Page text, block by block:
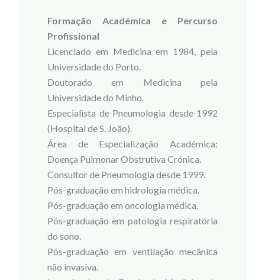
Formação Académica e Percurso
Profissional
Licenciado em Medicina em 1984, pela
Universidade do Porto.
Doutorado em Medicina pela
Universidade do Minho.
Especialista de Pneumologia desde 1992
(Hospital de S. João).
Área de Especialização Académica:
Doença Pulmonar Obstrutiva Crónica.
Consultor de Pneumologia desde 1999.
Pós-graduação em hidrologia médica.
Pós-graduação em oncologia médica.
Pós-graduação em patologia respiratória
do sono.
Pós-graduação em ventilação mecânica
não invasiva.